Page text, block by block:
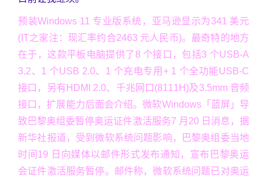
预装Windows 11 专业版系统，亚马逊显示为341 美元
(IT之家注：现汇率约合2463 元人民币)。最奇特的地方
在于，这款平板电脑提供了8 个接口，包括3 个USB-A
3.2、1 个USB 2.0、1 个充电专用+ 1 个全功能USB-C
接口，另有HDMI 2.0、千兆网口(8111H)及3.5mm 音频
接口，扩展能力后面会介绍。微软Windows「蓝屏」导
致巴黎奥组委暂停奥运证件激活服务7 月20 日消息，据
新华社报道，受到微软系统问题影响，巴黎奥组委当地
时间19 日向媒体以邮件形式发布通知，宣布巴黎奥运
会证件激活服务暂停。邮件称，微软系统问题已对奥运